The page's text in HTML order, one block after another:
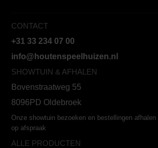
CONTACT
+31 33 234 07 00
info@houtenspeelhuizen.nl
SHOWTUIN & AFHALEN
Bovenstraatweg 55
8096PD Oldebroek
Onze showtuin bezoeken en bestellingen
op afspraak
ALLE PRODUCTEN